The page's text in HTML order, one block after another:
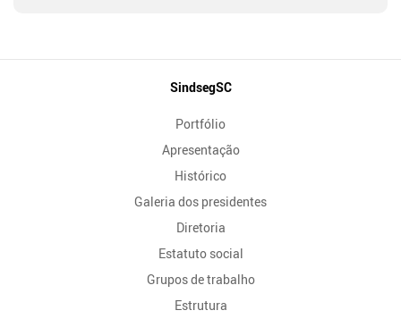
SindsegSC
Portfólio
Apresentação
Histórico
Galeria dos presidentes
Diretoria
Estatuto social
Grupos de trabalho
Estrutura